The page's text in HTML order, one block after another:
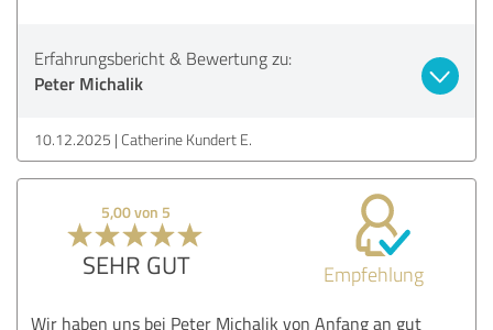
Erfahrungsbericht & Bewertung zu:
Peter Michalik
10.12.2025 Catherine Kundert E.
5,00 von 5
SEHR GUT Empfehlung
Wir haben uns bei Peter Michalik von Anfang an gut